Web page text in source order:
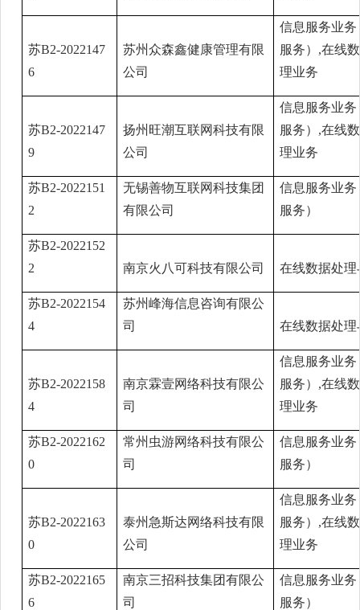
苏B2-2022147
6
苏州众森鑫健康管理有限
公司
信息服务业
服务）,在线
理业务
苏B2-2022147
9
扬州旺潮互联网科技有限
公司
信息服务业
服务）,在线
理业务
苏B2-2022151
2
无锡善物互联网科技集团
有限公司
信息服务业
服务）
苏B2-2022152
2
南京火八可科技有限公司 在线数据处
苏B2-2022154
4
苏州峰海信息咨询有限公
司
在线数据处
苏B2-2022158
4
南京霖壹网络科技有限公
司
信息服务业
服务）,在线
理业务
苏B2-2022162
0
常州虫游网络科技有限公
司
信息服务业
服务）
苏B2-2022163
0
泰州急斯达网络科技有限
公司
信息服务业
服务）,在线
理业务
苏B2-2022165
6
南京三招科技集团有限公
司
信息服务业
服务）